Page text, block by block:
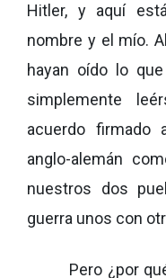
Hitler, y aquí
nombre y el mío.
hayan oído lo
simplemente
acuerdo firmado
anglo-alemán
nuestros dos
guerra unos con
Pero ¿por